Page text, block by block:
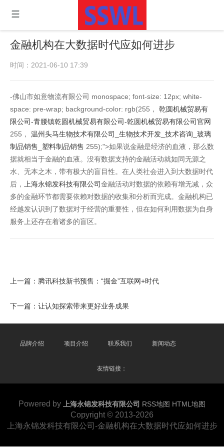
金融机构在大数据时代应如何进步
时间：2021-06-10 17:39
-佛山市如意物流有限公司 monospace; font-size: 12px; white-
space: pre-wrap; background-color: rgb(255， 乾圆机械贸易有
限公司-青腰镇乾圆机械贸易有限公司-乾圆机械贸易有限公司官网
255， 温州头马生物技术有限公司_生物技术开发_技术咨询_玻璃
制品销售_塑料制品销售 255);">如果说金融是经济的血液，那么数
据就相当于金融的血液。没有数据支持的金融活动就如同无源之
水、无本之木，带有极大的盲目性。在人类社会进入到大数据时代
后，
上海永锦发科技有限公司金融活动对数据的依赖有增无减，众
多的金融环节都需要依赖对数据的收集和分析而完成。金融机构已
经越发认识到了数据对于经营的重要性，但在如何利用数据为自身
服务上还存在着诸多的盲区。
上一篇： 腾讯科技新书预售：“掘金”互联网+时代
下一篇： 让认知探索带来更好业务成果
品牌介绍 项目介绍 联系我们 新闻动态
友情链接：
Powered by 上海永锦发科技有限公司 RSS地图 HTML地图
Copyright © 2013-2026
上海永锦发科技有限公司-金融机构在大数据时代应如何进步